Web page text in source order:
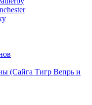
(Сайга Тигр Вепрь и